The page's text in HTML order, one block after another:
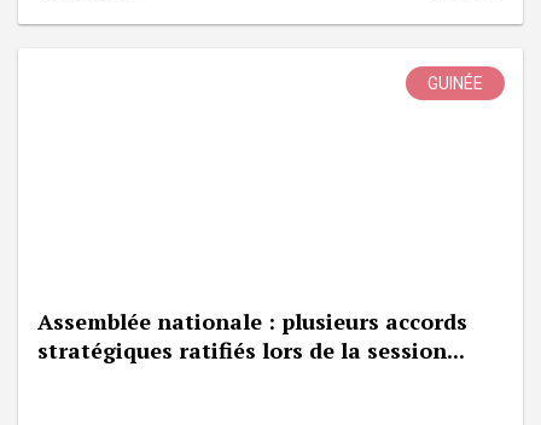
GUINÉE
Assemblée nationale : plusieurs accords
stratégiques ratifiés lors de la session...